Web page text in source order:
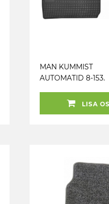
MAN KUMMIST
AUTOMATID 8-153.
LISA